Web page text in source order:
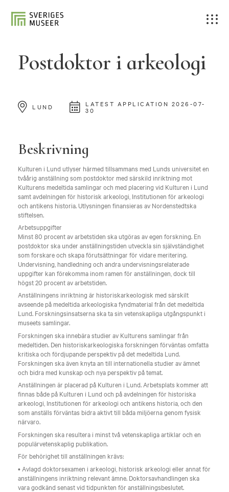
Postdoktor i arkeologi
LUND
LATEST APPLICATION 2026-07-
30
Beskrivning
Kulturen i Lund utlyser härmed tillsammans med Lunds universitet en
tvåårig anställning som postdoktor med särskild inriktning mot
Kulturens medeltida samlingar och med placering vid Kulturen i Lund
samt avdelningen för historisk arkeologi, Institutionen för arkeologi
och antikens historia. Utlysningen finansieras av Nordenstedtska
stiftelsen.
Arbetsuppgifter
Minst 80 procent av arbetstiden ska utgöras av egen forskning. En
postdoktor ska under anställningstiden utveckla sin självständighet
som forskare och skapa förutsättningar för vidare meritering.
Undervisning, handledning och andra undervisningsrelaterade
uppgifter kan förekomma inom ramen för anställningen, dock till
högst 20 procent av arbetstiden.
Anställningens inriktning är historiskarkeologisk med särskilt
avseende på medeltida arkeologiska fyndmaterial från det medeltida
Lund. Forskningsinsatserna ska ta sin vetenskapliga utgångspunkt i
museets samlingar.
Forskningen ska innebära studier av Kulturens samlingar från
medeltiden. Den historiskarkeologiska forskningen förväntas omfatta
kritiska och fördjupande perspektiv på det medeltida Lund.
Forskningen ska även knyta an till internationella studier av ämnet
och bidra med kunskap och nya perspektiv på temat.
Anställningen är placerad på Kulturen i Lund. Arbetsplats kommer att
finnas både på Kulturen i Lund och på avdelningen för historiska
arkeologi, Institutionen för arkeologi och antikens historia, och den
som anställs förväntas bidra aktivt till båda miljöerna genom fysisk
närvaro.
Forskningen ska resultera i minst två vetenskapliga artiklar och en
populärvetenskaplig publikation.
För behörighet till anställningen krävs:
• Avlagd doktorsexamen i arkeologi, historisk arkeologi eller annat för
anställningens inriktning relevant ämne. Doktorsavhandlingen ska
vara godkänd senast vid tidpunkten för anställningsbeslutet.